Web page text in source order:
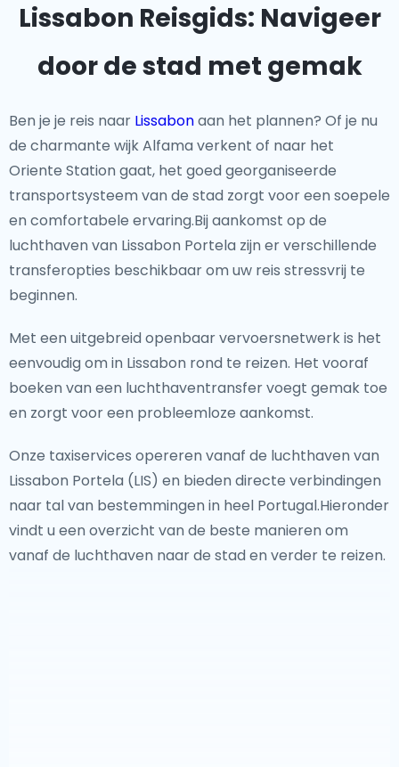
Lissabon Reisgids: Navigeer
door de stad met gemak
Ben je je reis naar Lissabonaan het plannen? Of je nu
de charmante wijk Alfama verkent of naar het
Oriente Station gaat, het goed georganiseerde
transportsysteem van de stad zorgt voor een soepele
en comfortabele ervaring.Bij aankomst op de
luchthaven van Lissabon Portela zijn er verschillende
transferopties beschikbaar om uw reis stressvrij te
beginnen.
Met een uitgebreid openbaar vervoersnetwerk is het
eenvoudig om in Lissabon rond te reizen. Het vooraf
boeken van een luchthaventransfer voegt gemak toe
en zorgt voor een probleemloze aankomst.
Onze taxiservices opereren vanaf de luchthaven van
Lissabon Portela (LIS) en bieden directe verbindingen
naar tal van bestemmingen in heel Portugal.Hieronder
vindt u een overzicht van de beste manieren om
vanaf de luchthaven naar de stad en verder te reizen.